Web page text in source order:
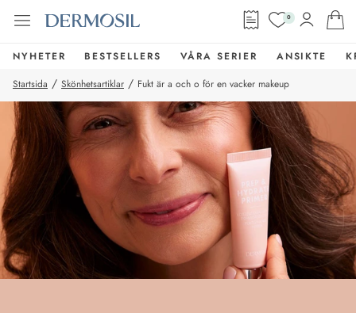
0
NYHETER BESTSELLERS VÅRA SERIER ANSIKTE
Startsida / Skönhetsartiklar / Fukt är a och o för en vacker makeup